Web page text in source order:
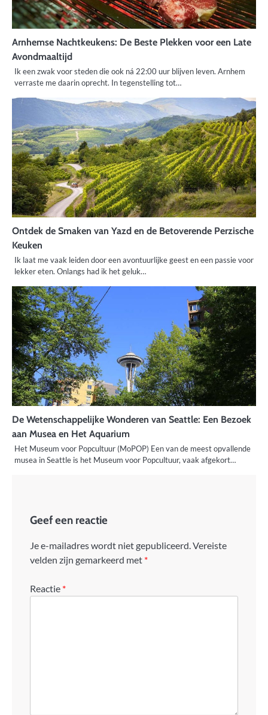
Arnhemse Nachtkeukens: De Beste Plekken voor een Late
Avondmaaltijd
Ik een zwak voor steden die ook ná 22:00 uur blijven leven. Arnhem
verraste me daarin oprecht. In tegenstelling tot…
Ontdek de Smaken van Yazd en de Betoverende Perzische
Keuken
Ik laat me vaak leiden door een avontuurlijke geest en een passie voor
lekker eten. Onlangs had ik het geluk…
De Wetenschappelijke Wonderen van Seattle: Een Bezoek
aan Musea en Het Aquarium
Het Museum voor Popcultuur (MoPOP) Een van de meest opvallende
musea in Seattle is het Museum voor Popcultuur, vaak afgekort…
Geef een reactie
Je e-mailadres wordt niet gepubliceerd.Vereiste
velden zijn gemarkeerd met *
Reactie *